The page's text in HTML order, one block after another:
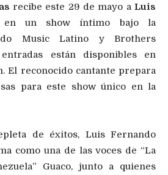
recibe este 29 de mayo aLuis
en un show íntimo bajo la
Music Latino y Brothers
están disponibles en
El reconocido cantante prepara
para este show único en la
de éxitos, Luis Fernando
como una de las voces de “La
Guaco, junto a quienes